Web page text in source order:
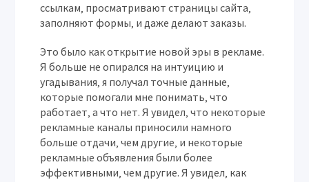
ссылкам‚ просматривают страницы сайта‚
заполняют формы‚ и даже делают заказы.
Это было как открытие новой эры в рекламе.
Я больше не опирался на интуицию и
угадывания‚ я получал точные данные‚
которые помогали мне понимать‚ что
работает‚ а что нет. Я увидел‚ что некоторые
рекламные каналы приносили намного
больше отдачи‚ чем другие‚ и некоторые
рекламные объявления были более
эффективными‚ чем другие. Я увидел‚ как